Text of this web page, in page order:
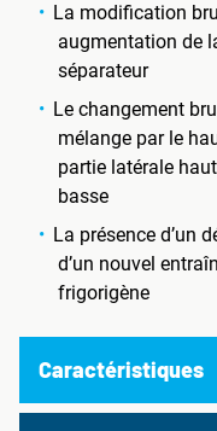
La modification
augmentation de
séparateur
Le changement
mélange par le
partie latérale
basse
La présence d’un
d’un nouvel
frigorigène
Caractéristiques